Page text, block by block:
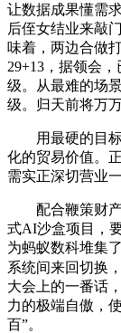
让数据成果懂需
后侄女结业来敲
味着，两边合做
29+13，据领会
级。从最难的场
级。归天前将万
用最硬的目标
化的贸易价值。
需实正深切营业一
配合鞭策财产
式AI沙盒项目，
为蚂蚁数科堆集
系统间来回切换，
大会上的一番话
力的极端自傲，
百”。